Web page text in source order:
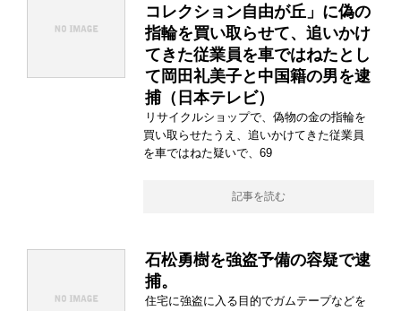
コレクション自由が丘」に偽の
指輪を買い取らせて、追いかけ
てきた従業員を車ではねたとし
て岡田礼美子と中国籍の男を逮
捕（日本テレビ）
リサイクルショップで、偽物の金の指輪を
買い取らせたうえ、追いかけてきた従業員
を車ではねた疑いで、69
記事を読む
石松勇樹を強盗予備の容疑で逮
捕。
住宅に強盗に入る目的でガムテープなどを